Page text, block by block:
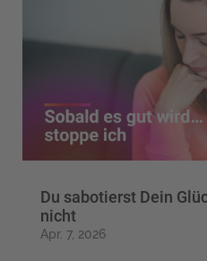
Du sabotierst Dein
nicht
Apr. 7, 2026